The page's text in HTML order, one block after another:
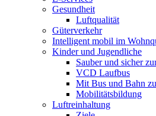
Gesundheit
Luftqualität
Güterverkehr
Intelligent mobil im
Kinder und Jugendliche
Sauber und sicher
VCD Laufbus
Mit Bus und Bahn
Mobilitätsbildung
Luftreinhaltung